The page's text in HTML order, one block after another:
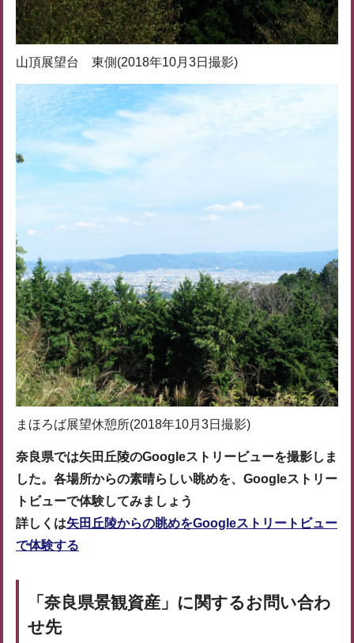
山頂展望台 東側(2018年10月3日撮影)
まほろば展望休憩所(2018年10月3日撮影)
奈良県では矢田丘陵のGoogleストリービューを撮影しま
した。各場所からの素晴らしい眺めを、Googleストリー
トビューで体験してみましょう
詳しくは矢田丘陵からの眺めをGoogleストリートビュー
で体験する
「奈良県景観資産」に関するお問い合わ
せ先